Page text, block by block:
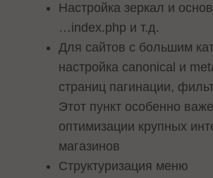
Настройка зеркал и
…index.php и т.д.
Для сайтов с большим
настройка canonical и
страниц пагинации,
Этот пункт особенно
оптимизации крупных
магазинов
Структуризация меню